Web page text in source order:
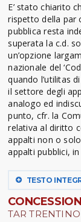
E’ stato chiarito
rispetto della par
pubblica resta
superata la c.d.
un’opzione
nazionale del
quando l’utilitas
il settore degli
analogo ed
punto, cfr. la
relativa al diritto
appalti non o
appalti pubblici, in
TESTO
TAR